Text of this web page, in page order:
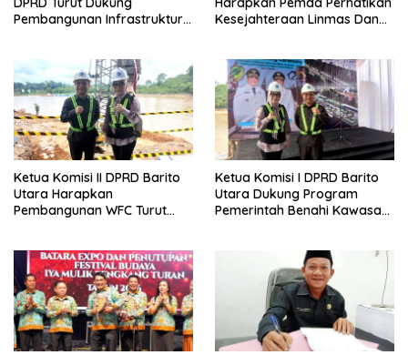
Pembangunan Infrastruktur
Kesejahteraan Linmas Dan
Ketua Komisi II DPRD Barito
Utara Harapkan
Pembangunan WFC Turut
Ketua Komisi I DPRD Barito
Utara Dukung Program
Pemerintah Benahi Kawasan